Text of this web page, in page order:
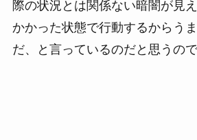
際の状況とは関係ない暗闇が見
かかった状態で行動するからう
だ、と言っているのだと思うので